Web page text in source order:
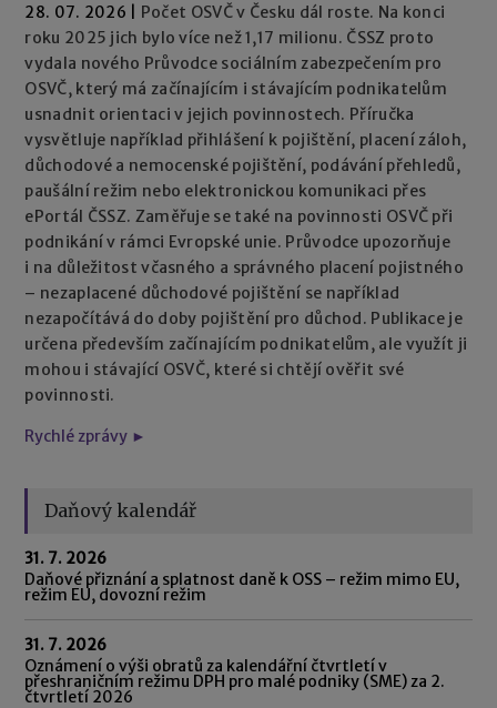
28. 07. 2026
Počet OSVČ v Česku dál roste. Na konci
roku 2025 jich bylo více než 1,17 milionu. ČSSZ proto
vydala nového Průvodce sociálním zabezpečením pro
OSVČ, který má začínajícím i stávajícím podnikatelům
usnadnit orientaci v jejich povinnostech. Příručka
vysvětluje například přihlášení k pojištění, placení záloh,
důchodové a nemocenské pojištění, podávání přehledů,
paušální režim nebo elektronickou komunikaci přes
ePortál ČSSZ. Zaměřuje se také na povinnosti OSVČ při
podnikání v rámci Evropské unie. Průvodce upozorňuje
i na důležitost včasného a správného placení pojistného
– nezaplacené důchodové pojištění se například
nezapočítává do doby pojištění pro důchod. Publikace je
určena především začínajícím podnikatelům, ale využít ji
mohou i stávající OSVČ, které si chtějí ověřit své
povinnosti.
Rychlé zprávy ►
Daňový kalendář
31. 7. 2026
Daňové přiznání a splatnost daně k OSS – režim mimo EU,
režim EU, dovozní režim
31. 7. 2026
Oznámení o výši obratů za kalendářní čtvrtletí v
přeshraničním režimu DPH pro malé podniky (SME) za 2.
čtvrtletí 2026